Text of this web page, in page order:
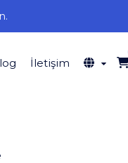
İletişim